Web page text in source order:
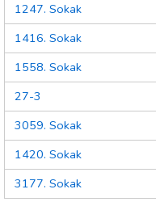
1247. Sokak
1416. Sokak
1558. Sokak
27-3
3059. Sokak
1420. Sokak
3177. Sokak